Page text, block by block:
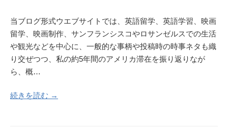
当ブログ形式ウエブサイトでは、英語留学、英語学習、映画
留学、映画制作、サンフランシスコやロサンゼルスでの生活
や観光などを中心に、一般的な事柄や投稿時の時事ネタも織
り交ぜつつ、私の約5年間のアメリカ滞在を振り返りなが
ら、概…
続きを読む →